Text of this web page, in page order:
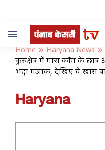
Toggle
navigation
Home
Haryana News
कुरुक्षेत्र में मास कॉम के
भद्दा मजाक, देखिए ये खास
Haryana